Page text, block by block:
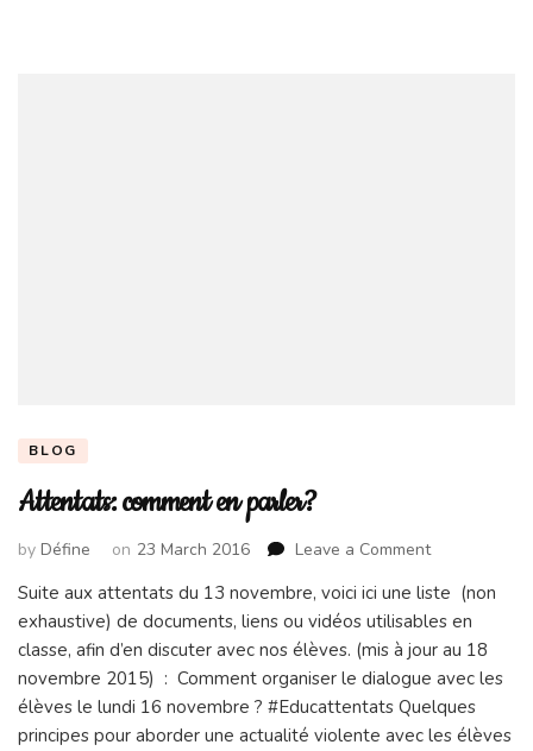
BLOG
Attentats: comment en parler?
by Défine on 23 March 2016 Leave a Commenton
comment
en
parler?
Suite aux attentats du 13 novembre, voici ici une liste (non
exhaustive) de documents, liens ou vidéos utilisables en
classe, afin d’en discuter avec nos élèves. (mis à jour au 18
novembre 2015) : Comment organiser le dialogue avec les
élèves le lundi 16 novembre ? #Educattentats Quelques
principes pour aborder une actualité violente avec les élèves